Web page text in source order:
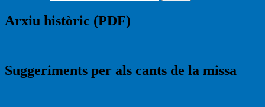
Arxiu històric (PDF)
Suggeriments per als cants de la missa